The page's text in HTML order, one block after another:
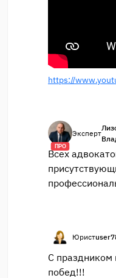
https://
ПРО
Эксперт
Всех
Юрист
С праздником
побед!!!